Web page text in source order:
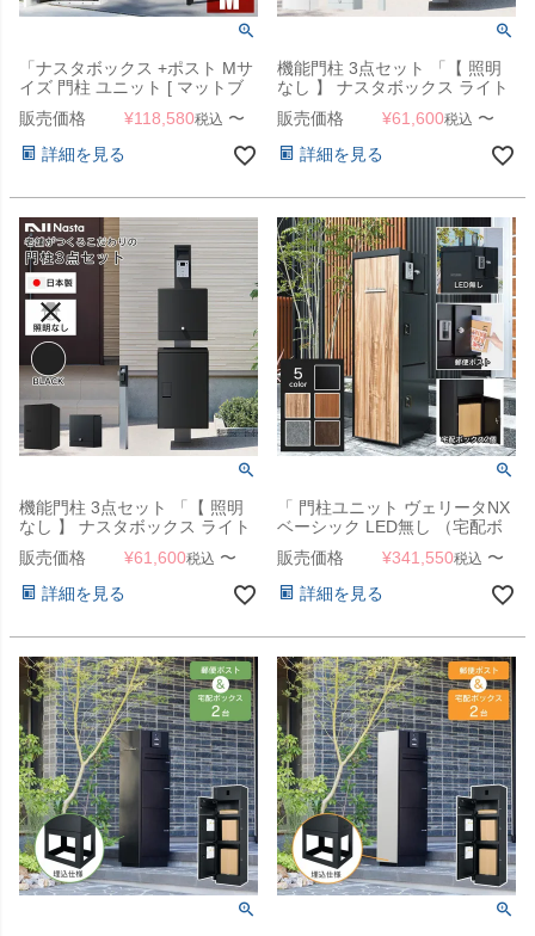
「ナスタボックス +ポスト Mサ
イズ 門柱 ユニット [ マットブ
ラック ]」 機能門柱
販売価格 ¥118,580税込 〜
詳細を見る
機能門柱 3点セット 「【 照明
なし 】 ナスタボックス ライト
門柱ユニット カラー：ホワイト
（ 宅配ボックス + 郵便ポスト +
門柱 ）」 ナスタ nasta box
light
販売価格 ¥61,600税込 〜
詳細を見る
機能門柱 3点セット 「【 照明
なし 】 ナスタボックス ライト
門柱ユニット 照明なし カラ
ー：ブラック （ 宅配ボックス
+ 郵便ポスト + 門柱 ） 」 ナス
タ nasta box light
販売価格 ¥61,600税込 〜
詳細を見る
「 門柱ユニット ヴェリータNX
ベーシック LED無し （宅配ボ
ックス2個 + 郵便ポスト）」
販売価格 ¥341,550税込 〜
詳細を見る